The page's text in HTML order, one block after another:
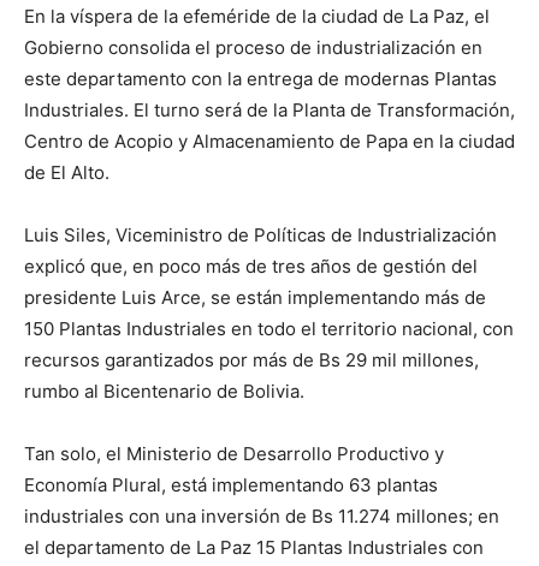
En la víspera de la efeméride de la ciudad de La Paz, el
Gobierno consolida el proceso de industrialización en
este departamento con la entrega de modernas Plantas
Industriales. El turno será de la Planta de Transformación,
Centro de Acopio y Almacenamiento de Papa en la ciudad
de El Alto.
Luis Siles, Viceministro de Políticas de Industrialización
explicó que, en poco más de tres años de gestión del
presidente Luis Arce, se están implementando más de
150 Plantas Industriales en todo el territorio nacional, con
recursos garantizados por más de Bs 29 mil millones,
rumbo al Bicentenario de Bolivia.
Tan solo, el Ministerio de Desarrollo Productivo y
Economía Plural, está implementando 63 plantas
industriales con una inversión de Bs 11.274 millones; en
el departamento de La Paz 15 Plantas Industriales con